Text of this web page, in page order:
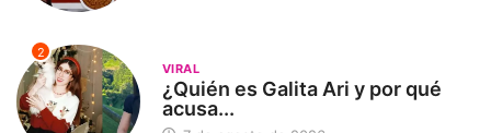
2
VIRAL
¿Quién es Galita Ari y por qué
acusa...